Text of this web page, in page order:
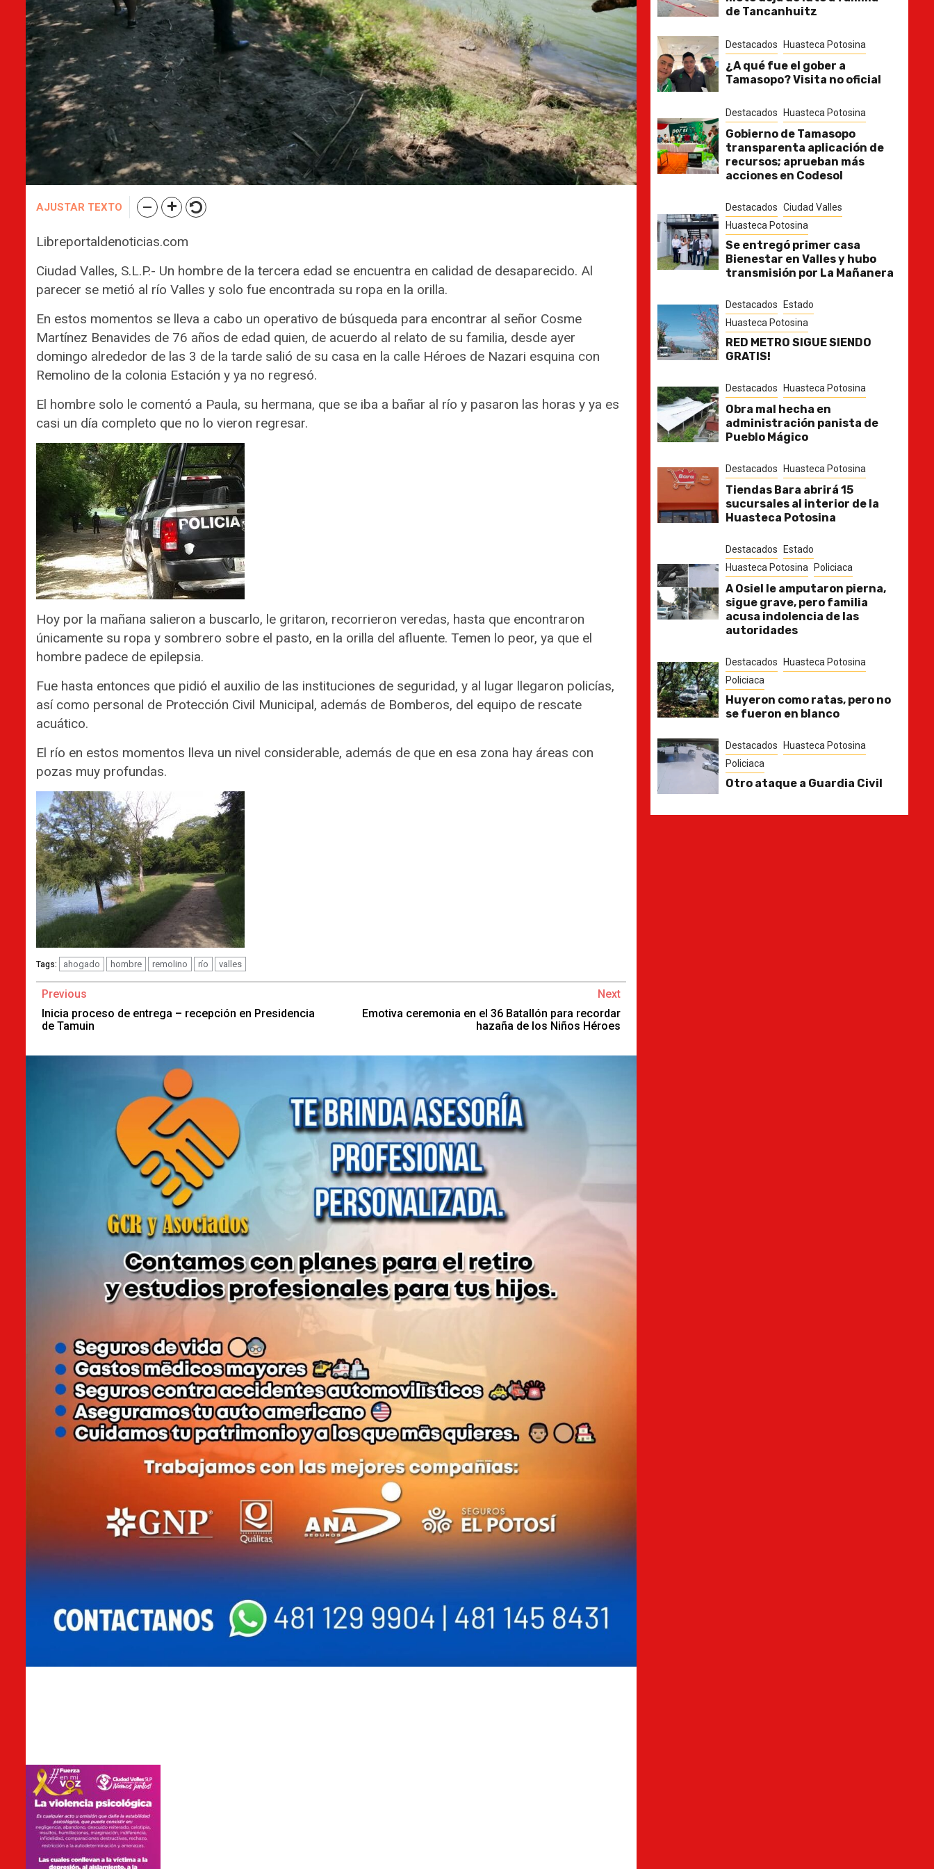
AJUSTAR TEXTO
Libreportaldenoticias.com
Ciudad Valles, S.L.P.- Un hombre de la tercera edad se encuentra en calidad de desaparecido. Al
parecer se metió al río Valles y solo fue encontrada su ropa en la orilla.
En estos momentos se lleva a cabo un operativo de búsqueda para encontrar al señor Cosme
Martínez Benavides de 76 años de edad quien, de acuerdo al relato de su familia, desde ayer
domingo alrededor de las 3 de la tarde salió de su casa en la calle Héroes de Nazari esquina con
Remolino de la colonia Estación y ya no regresó.
El hombre solo le comentó a Paula, su hermana, que se iba a bañar al río y pasaron las horas y ya es
casi un día completo que no lo vieron regresar.
Hoy por la mañana salieron a buscarlo, le gritaron, recorrieron veredas, hasta que encontraron
únicamente su ropa y sombrero sobre el pasto, en la orilla del afluente. Temen lo peor, ya que el
hombre padece de epilepsia.
Fue hasta entonces que pidió el auxilio de las instituciones de seguridad, y al lugar llegaron policías,
así como personal de Protección Civil Municipal, además de Bomberos, del equipo de rescate
acuático.
El río en estos momentos lleva un nivel considerable, además de que en esa zona hay áreas con
pozas muy profundas.
Tags: ahogado hombre remolino río valles
Continue
Reading
Previous
Inicia proceso de entrega – recepción en Presidencia
de Tamuin
Next
Emotiva ceremonia en el 36 Batallón para recordar
hazaña de los Niños Héroes
de Tancanhuitz
Destacados Huasteca Potosina
¿A qué fue el gober a
Tamasopo? Visita no oficial
Destacados Huasteca Potosina
Gobierno de Tamasopo
transparenta aplicación de
recursos; aprueban más
acciones en Codesol
Destacados Ciudad Valles
Huasteca Potosina
Se entregó primer casa
Bienestar en Valles y hubo
transmisión por La Mañanera
Destacados
Estado
Huasteca Potosina
RED METRO SIGUE SIENDO
GRATIS!
Destacados Huasteca Potosina
Obra mal hecha en
administración panista de
Pueblo Mágico
Destacados Huasteca Potosina
Tiendas Bara abrirá 15
sucursales al interior de la
Huasteca Potosina
Destacados
Estado
Huasteca Potosina
Policiaca
A Osiel le amputaron pierna,
sigue grave, pero familia
acusa indolencia de las
autoridades
Destacados
Huasteca Potosina
Policiaca
Huyeron como ratas, pero no
se fueron en blanco
Destacados
Huasteca Potosina
Policiaca
Otro ataque a Guardia Civil